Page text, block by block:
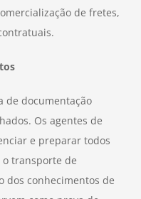
de fretes,
de documentação
Os agentes de
e preparar todos
o transporte de
dos conhecimentos de